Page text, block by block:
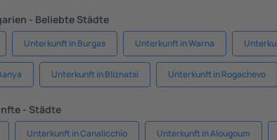
- Beliebte Städte
Unterkunft in Burgas Unterkunft in Warna
Unterkunft in Bliznatsi Unterkunft in Rogachevo
- Städte
Unterkunft in Canalicchio Unterkunft in Alougoum